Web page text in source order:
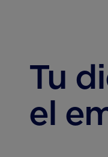
Tu
el